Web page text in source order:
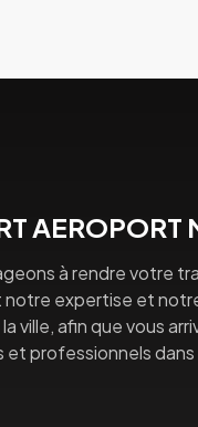
AEROPORT
à rendre votre
expertise et
ville, afin que vous
et professionnels dans